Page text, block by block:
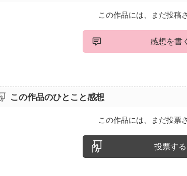
この作品には、まだ投稿
感想を書く
この作品のひとこと感想
この作品には、まだ投票
投票する